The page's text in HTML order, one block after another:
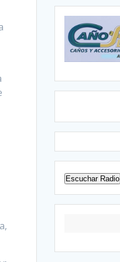
Escuchar Radio